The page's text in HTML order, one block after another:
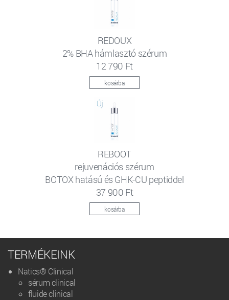
REDOUX
2% BHA hámlasztó szérum
12 790 Ft
kosárba
REBOOT
rejuvenációs szérum
BOTOX hatású és GHK-CU peptiddel
37 900 Ft
kosárba
TERMÉKEINK
Natics® Clinical
sérum clinical
fluide clinical